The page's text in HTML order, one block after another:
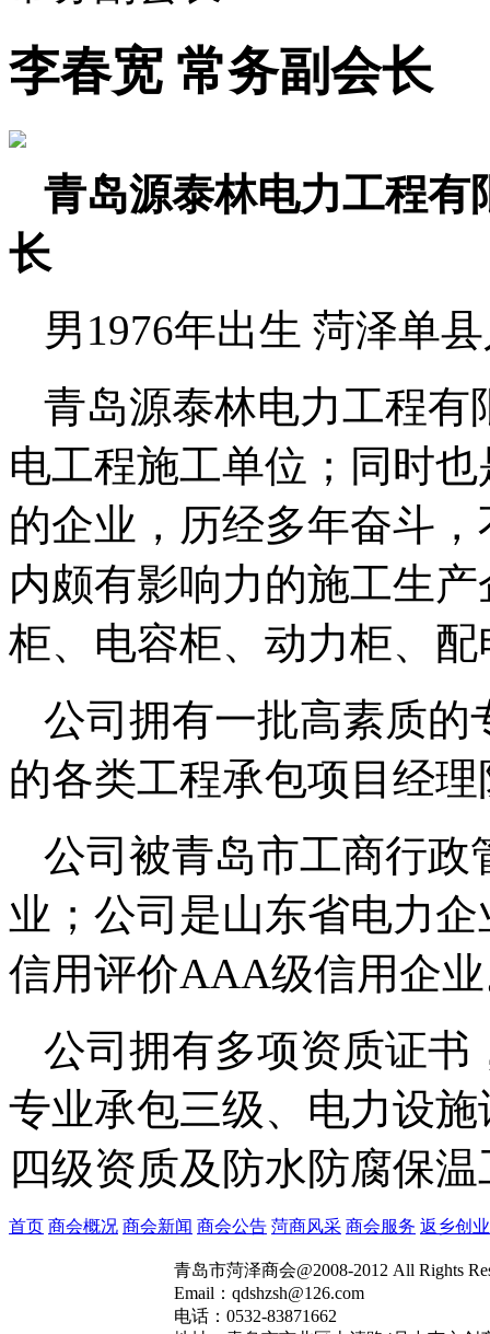
李春宽 常务副会长
青岛源泰林电力工程有
长
男1976年出生 菏泽单
青岛源泰林电力工程有
电工程施工单位；同时
的企业，历经多年奋斗
内颇有影响力的施工生
柜、电容柜、动力柜、
公司拥有一批高素质的
的各类工程承包项目经理
公司被青岛市工商行政
业；公司是山东省电力
信用评价AAA级信用企
公司拥有多项资质证书
专业承包三级、电力设
四级资质及防水防腐保
首页 商会概况 商会新闻 商会公告 菏商风采 商会服务 返乡创业
青岛市菏泽商会@2008-2012 All Rights
Email：qdshzsh@126.com
电话：0532-83871662